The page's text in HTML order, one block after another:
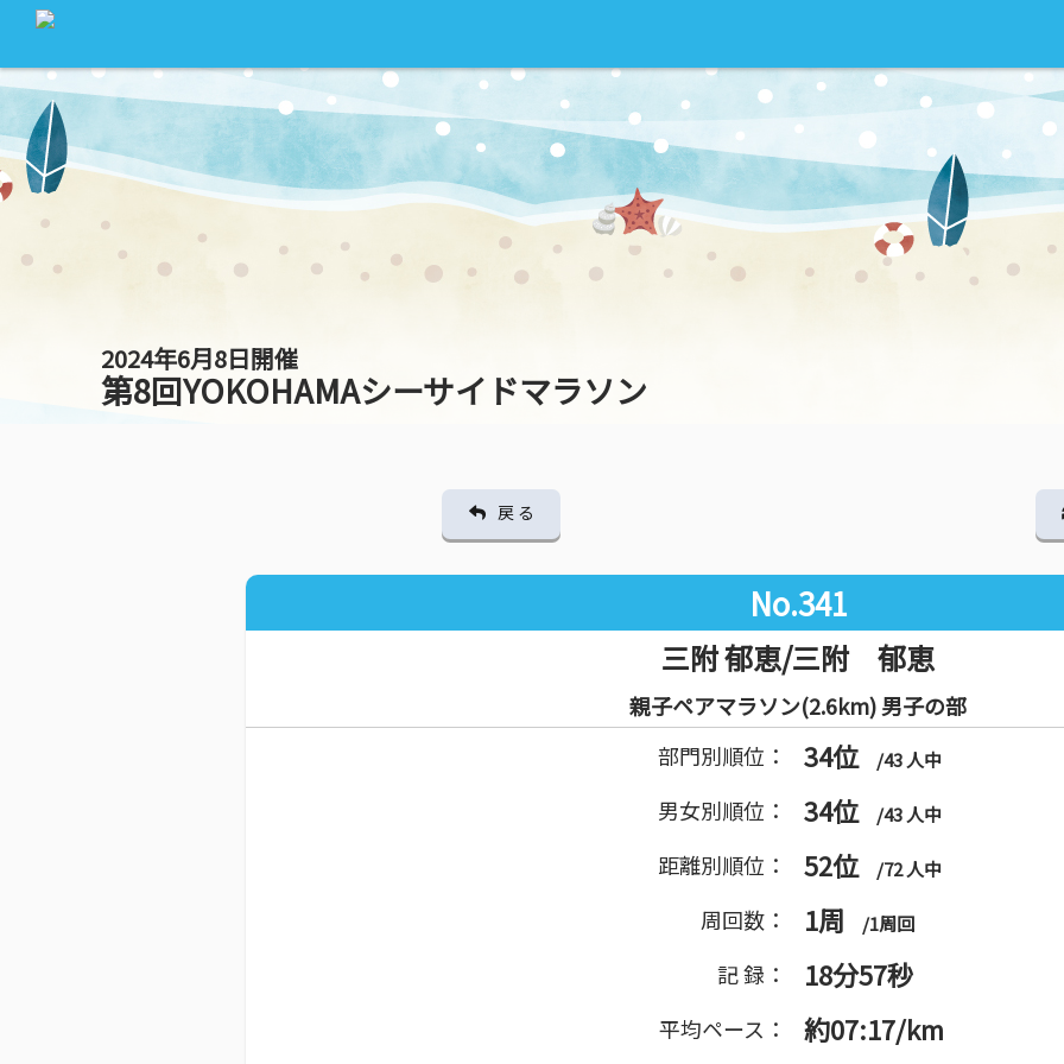
2024年6月8日開催
第8回YOKOHAMAシーサイドマラソン
戻 る
No.341
三附 郁恵/三附 郁恵
親子ペアマラソン(2.6km) 男子の部
部門別順位：
34位 /43 人中
男女別順位： 34位 /43 人中
距離別順位： 52位 /72 人中
周回数： 1周 /1周回
記 録： 18分57秒
平均ペース： 約07:17/km